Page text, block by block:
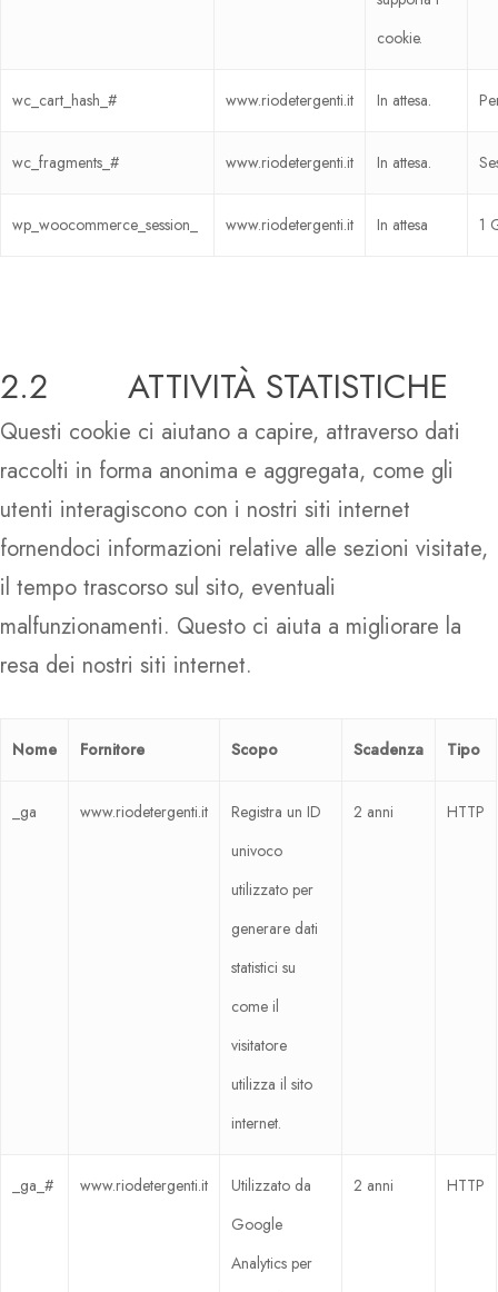
cookie.
wc_cart_hash_# www.riodetergenti.it In attesa.
wc_fragments_# www.riodetergenti.it In attesa.
wp_woocommerce_session_ www.riodetergenti.it In attesa 1
2.2 ATTIVITÀ STATISTICHE
Questi cookie ci aiutano a capire, attraverso dati
raccolti in forma anonima e aggregata, come gli
utenti interagiscono con i nostri siti internet
fornendoci informazioni relative alle sezioni visitate,
il tempo trascorso sul sito, eventuali
malfunzionamenti. Questo ci aiuta a migliorare la
resa dei nostri siti internet.
Nome Fornitore Scopo Scadenza Tipo
_ga www.riodetergenti.it
Registra un ID
univoco
utilizzato per
generare dati
statistici su
come il
visitatore
utilizza il sito
internet.
2 anni HTTP
_ga_# www.riodetergenti.it
Utilizzato da
Google
Analytics per
2 anni HTTP
Rio Casamia
Rio Casaviva
Rio Con Agente
Comunicazione
Contatti